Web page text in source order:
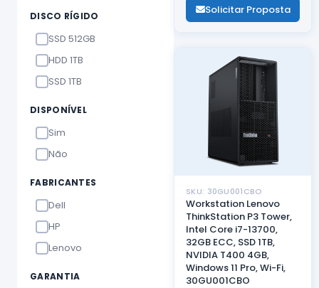
DISCO RÍGIDO
SSD 512GB
HDD 1TB
SSD 1TB
DISPONÍVEL
Sim
Não
FABRICANTES
Dell
HP
Lenovo
GARANTIA
Solicitar Proposta
SKU: 30GU001CBO
Workstation Lenovo
ThinkStation P3 Tower,
Intel Core i7-13700,
32GB ECC, SSD 1TB,
NVIDIA T400 4GB,
Windows 11 Pro, Wi-Fi,
30GU001CBO